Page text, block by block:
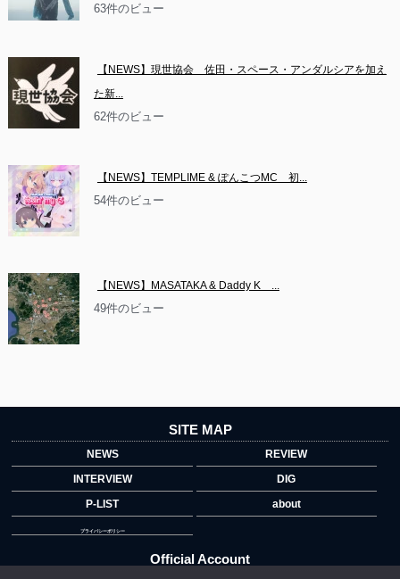
63件のビュー
【NEWS】現世協会　佐田・スペース・アンダルシアを加え
た新...
62件のビュー
【NEWS】TEMPLIME & ぽんこつMC　初...
54件のビュー
【NEWS】MASATAKA & Daddy K　...
49件のビュー
SITE MAP
NEWS
REVIEW
INTERVIEW
DIG
P-LIST
about
プライバシーポリシー
Official Account